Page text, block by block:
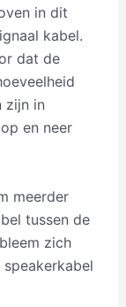
in dit
kabel.
dat de
zijn in
en neer
meerder
tussen de
zich